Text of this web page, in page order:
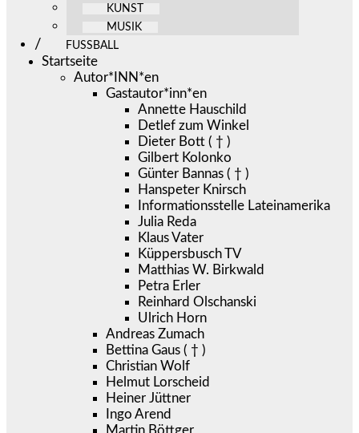
KUNST
MUSIK
FUSSBALL
Startseite
Autor*INN*en
Gastautor*inn*en
Annette Hauschild
Detlef zum Winkel
Dieter Bott ( † )
Gilbert Kolonko
Günter Bannas ( † )
Hanspeter Knirsch
Informationsstelle Lateinamerika
Julia Reda
Klaus Vater
Küppersbusch TV
Matthias W. Birkwald
Petra Erler
Reinhard Olschanski
Ulrich Horn
Andreas Zumach
Bettina Gaus ( † )
Christian Wolf
Helmut Lorscheid
Heiner Jüttner
Ingo Arend
Martin Böttger